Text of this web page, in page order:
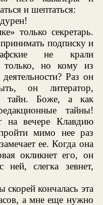
и шептаться:
только секретарь.
подписку и
не крали
только, но кому из
Раз он
он литератор,
тайн. Боже, а как
тайны!
на вечере Клавдию
мимо нее раз
ее. Когда она
окликнет его, он
ней, слегка зевнет,
кончалась эта
а мне еще нужно